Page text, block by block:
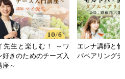
先生と楽しむ！ ～ワ
好きのためのチーズ入
座～
エレナ講師と
バペアリングデ